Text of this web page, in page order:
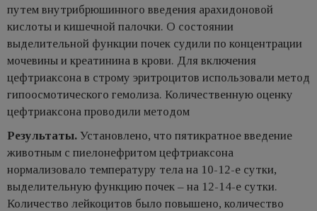
путем внутрибрюшинного введения арахидоновой
кислоты и кишечной палочки. О состоянии
выделительной функции почек судили по концентрации
мочевины и креатинина в крови. Для включения
цефтриаксона в строму эритроцитов использовали метод
гипоосмотического гемолиза. Количественную оценку
цефтриаксона проводили методом
Результаты. Установлено, что пятикратное введение
животным с пиелонефритом цефтриаксона
нормализовало температуру тела на 10-12-е сутки,
выделительную функцию почек – на 12-14-е сутки.
Количество лейкоцитов было повышено, количество